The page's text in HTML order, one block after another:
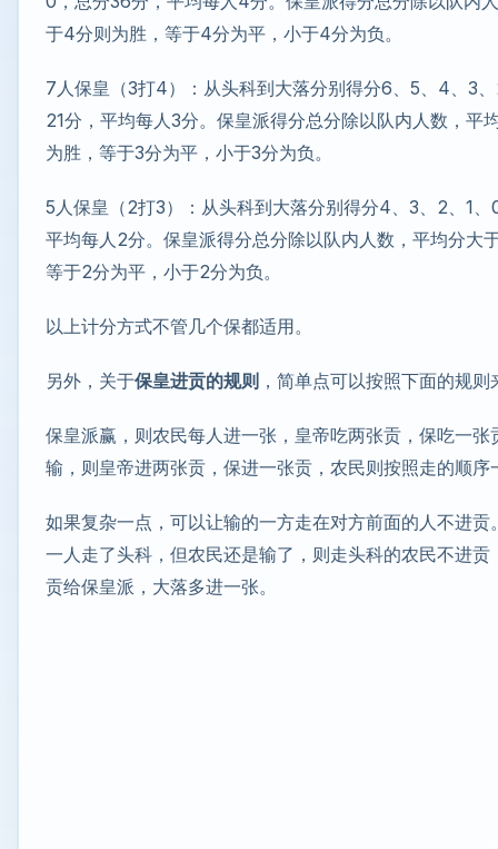
于4分则为胜，等于4分为平，小于4分为负。
7人保皇（3打4）：从头科到大落分别得分6、5、4、3
21分，平均每人3分。保皇派得分总分除以队内人数，平
为胜，等于3分为平，小于3分为负。
5人保皇（2打3）：从头科到大落分别得分4、3、2、1、
平均每人2分。保皇派得分总分除以队内人数，平均分大
等于2分为平，小于2分为负。
以上计分方式不管几个保都适用。
另外，关于保皇进贡的规则 ，简单点可以按照下面的规则
保皇派赢，则农民每人进一张，皇帝吃两张贡，保吃一张
输，则皇帝进两张贡，保进一张贡，农民则按照走的顺序
如果复杂一点，可以让输的一方走在对方前面的人不进贡
一人走了头科，但农民还是输了，则走头科的农民不进贡
贡给保皇派，大落多进一张。